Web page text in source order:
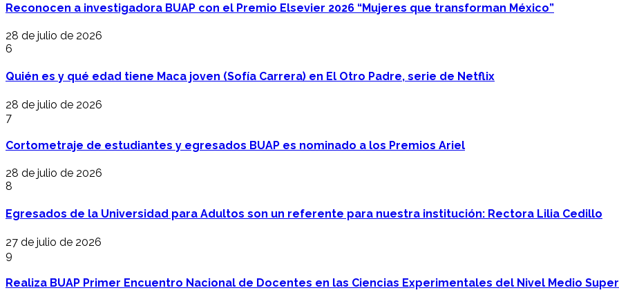
Reconocen a investigadora BUAP con el Premio Elsevier 2026 “Mujeres que transforman México”
28 de julio de 2026
6
Quién es y qué edad tiene Maca joven (Sofía Carrera) en El Otro Padre, serie de Netflix
28 de julio de 2026
7
Cortometraje de estudiantes y egresados BUAP es nominado a los Premios Ariel
28 de julio de 2026
8
Egresados de la Universidad para Adultos son un referente para nuestra institución: Rectora Lilia Cedillo
27 de julio de 2026
9
Realiza BUAP Primer Encuentro Nacional de Docentes en las Ciencias Experimentales del Nivel Medio